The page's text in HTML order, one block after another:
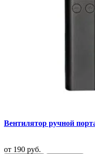
Вентилятор ручной
от 190 руб.